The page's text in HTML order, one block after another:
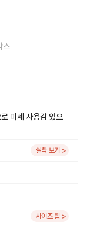
스
미세 사용감 있으
실착 보기 >
사이즈 팁 >